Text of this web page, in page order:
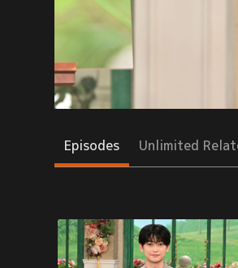
Episodes Unlimited